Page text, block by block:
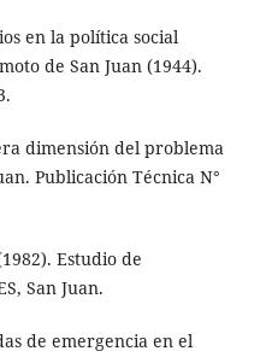
en la política social
de San Juan (1944).
dimensión del problema
Publicación Técnica N°
Estudio de
San Juan.
de emergencia en el